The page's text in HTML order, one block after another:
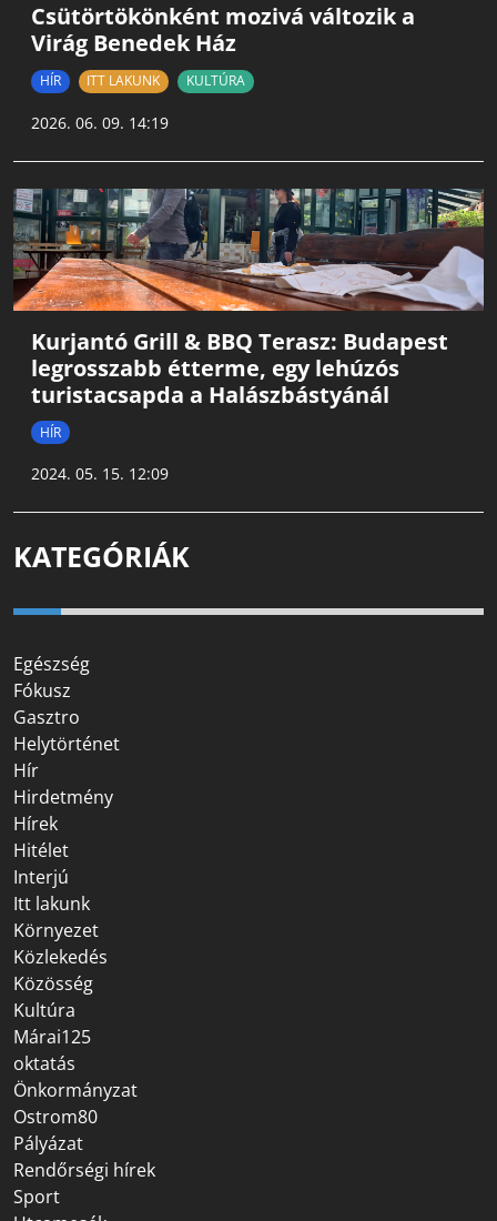
Csütörtökönként mozivá változik a
Virág Benedek Ház
HÍR ITT LAKUNK KULTÚRA
2026. 06. 09. 14:19
Kurjantó Grill & BBQ Terasz: Budapest
legrosszabb étterme, egy lehúzós
turistacsapda a Halászbástyánál
HÍR
2024. 05. 15. 12:09
KATEGÓRIÁK
Egészség
Fókusz
Gasztro
Helytörténet
Hír
Hirdetmény
Hírek
Hitélet
Interjú
Itt lakunk
Környezet
Közlekedés
Közösség
Kultúra
Márai125
oktatás
Önkormányzat
Ostrom80
Pályázat
Rendőrségi hírek
Sport